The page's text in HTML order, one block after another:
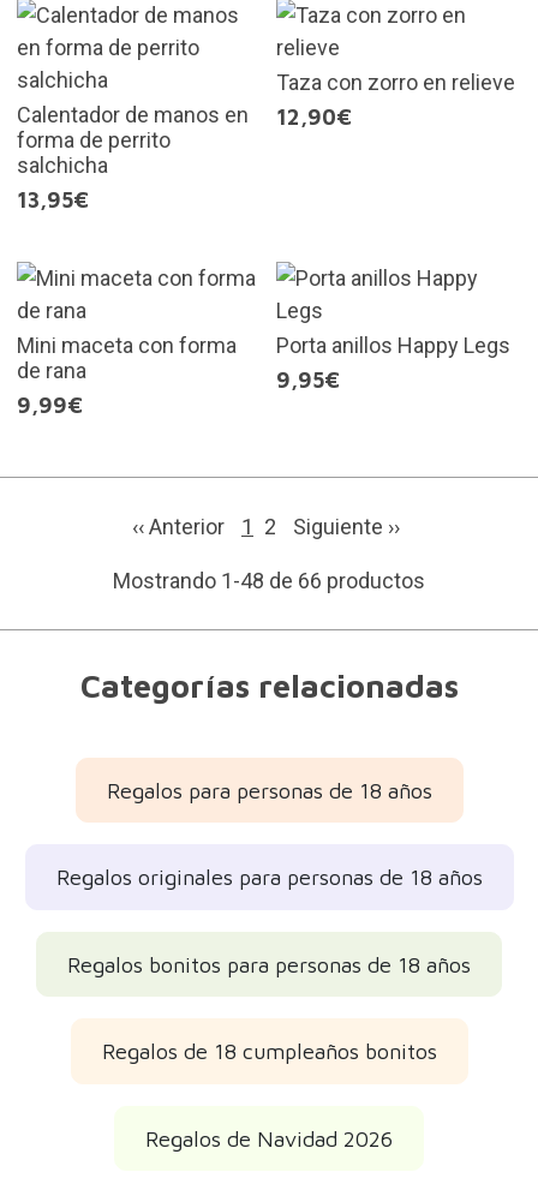
Calentador de manos en
forma de perrito
salchicha
13,95€
Taza con zorro en relieve
12,90€
Mini maceta con forma
de rana
9,99€
Porta anillos Happy Legs
9,95€
‹‹ Anterior 1 2 Siguiente ››
Mostrando 1-48 de 66 productos
Categorías relacionadas
Regalos para personas de 18 años
Regalos originales para personas de 18 años
Regalos bonitos para personas de 18 años
Regalos de 18 cumpleaños bonitos
Regalos de Navidad 2026